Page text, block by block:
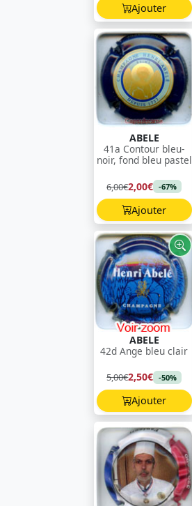
Ajouter
ABELE
41a Contour bleu-
noir, fond bleu pastel
6,00€2,00€ -67%
Ajouter
ABELE
42d Ange bleu clair
5,00€2,50€ -50%
Ajouter